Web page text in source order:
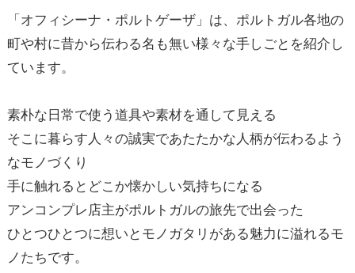
「オフィシーナ・ポルトゲーザ」は、ポルトガル各地の
町や村に昔から伝わる名も無い様々な手しごとを紹介し
ています。
素朴な日常で使う道具や素材を通して見える
そこに暮らす人々の誠実であたたかな人柄が伝わるよう
なモノづくり
手に触れるとどこか懐かしい気持ちになる
アンコンプレ店主がポルトガルの旅先で出会った
ひとつひとつに想いとモノガタリがある魅力に溢れるモ
ノたちです。